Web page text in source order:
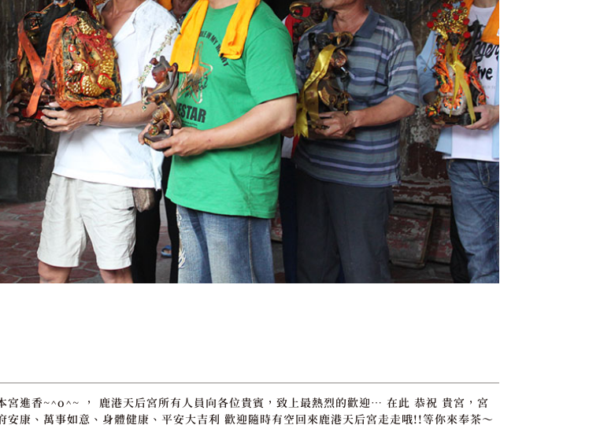
進香~^o^~ ， 鹿港天后宮所有人員向各位貴賓，致上最熱烈的歡迎… 在此 恭祝 貴宮，宮
安康、萬事如意、身體健康、平安大吉利 歡迎隨時有空回來鹿港天后宮走走哦!!等你來奉茶～